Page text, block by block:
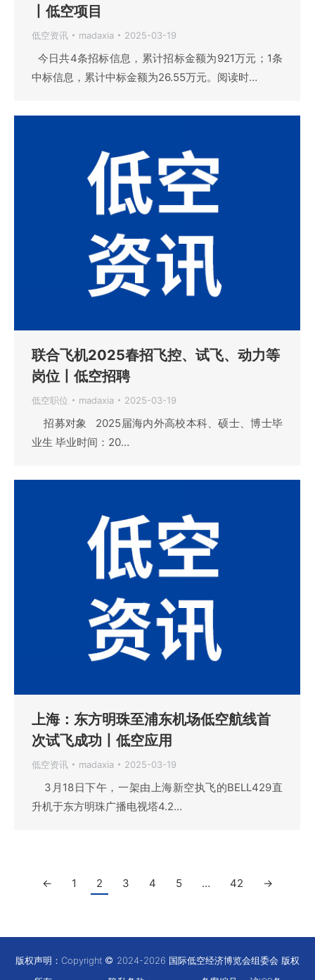
丨低空项目
低空资讯 madaxia 2025-03-19
今日共4条招标信息，累计招标金额为921万元；1条
中标信息，累计中标金额为26.55万元。阅读时…
联合飞机2025春招飞控、试飞、动力等
岗位丨低空招聘
低空职位 madaxia 2025-03-19
招募对象 2025届海内外高校本科、硕士、博士毕
业生 毕业时间：20…
上海：东方明珠至浦东机场低空航线首
次试飞成功丨低空应用
低空资讯 madaxia 2025-03-19
3月18日下午，一架由上海新空执飞的BELL429直
升机于东方明珠广播电视塔4.2…
← 1 2 3 4 5 … 42 →
版权声明：Copyright
2024-2026 国际低空经济博览会组委会 版权